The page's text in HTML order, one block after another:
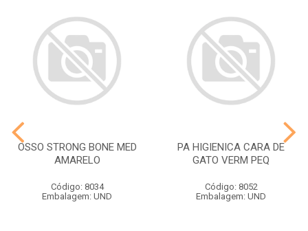
OSSO STRONG BONE MED
AMARELO
Código: 8034
Embalagem: UND
PA HIGIENICA CARA DE
GATO VERM PEQ
Código: 8052
Embalagem: UND